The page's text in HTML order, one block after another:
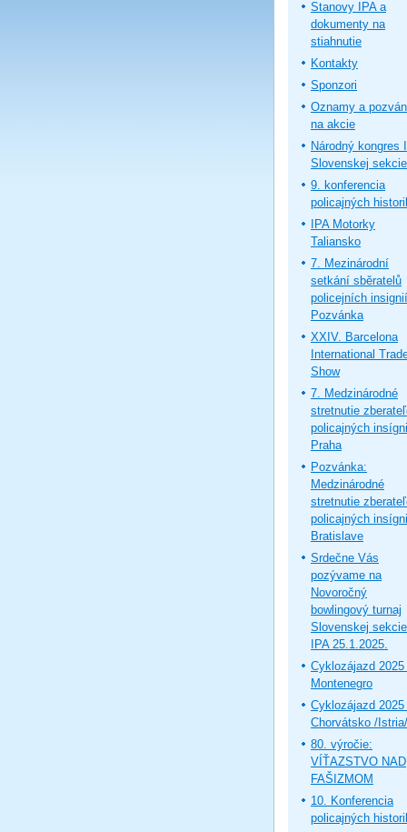
Stanovy IPA a
dokumenty na
stiahnutie
Kontakty
Sponzori
Oznamy a
na akcie
Národný kongres
Slovenskej sekcie
9. konferencia
policajných
IPA Motorky
Taliansko
7. Mezinárodní
setkání sběratelů
policejních
Pozvánka
XXIV. Barcelona
International
Show
7. Medzinárodné
stretnutie
policajných
Praha
Pozvánka:
Medzinárodné
stretnutie
policajných
Bratislave
Srdečne Vás
pozývame na
Novoročný
bowlingový turnaj
Slovenskej sekcie
IPA 25.1.2025.
Cyklozájazd 2025
Montenegro
Cyklozájazd 2025
Chorvátsko /Istria/
80. výročie:
VÍŤAZSTVO NAD
FAŠIZMOM
10. Konferencia
policajných